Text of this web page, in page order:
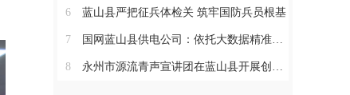
6 蓝山县严把征兵体检关 筑牢国防兵员根基
7 国网蓝山县供电公司：依托大数据精准巡检 筑牢迎峰度夏“安全网”
8 永州市源流青声宣讲团在蓝山县开展创新型市集微党课